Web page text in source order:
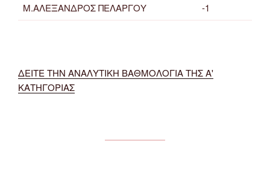
Μ.ΑΛΕΞΑΝΔΡΟΣ ΠΕΛΑΡΓΟΥ
-1
ΔΕΙΤΕ ΤΗΝ ΑΝΑΛΥΤΙΚΗ ΒΑΘΜΟΛΟΓΙΑ ΤΗΣ Α'
ΚΑΤΗΓΟΡΙΑΣ